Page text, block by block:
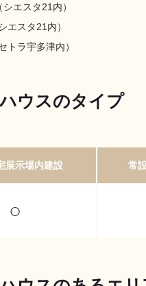
エスタ21内）
エスタ21内）
トラ宇多津内）
ウスのタイプ
展示場内建設 常
○